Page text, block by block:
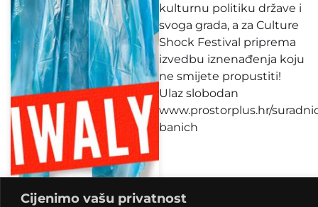
Cijenimo vašu privatnost
kulturnu politiku države i
svoga grada, a za Culture
Shock Festival priprema
izvedbu iznenađenja koju
ne smijete propustiti!
Ulaz slobodan
www.prostorplus.hr/
banich